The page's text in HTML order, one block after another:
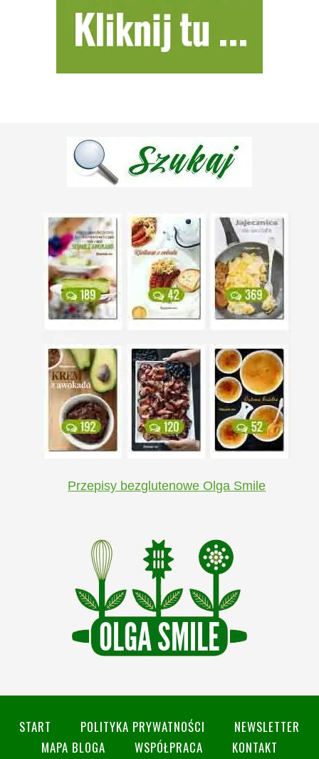
Przepisy bezglutenowe Olga Smile
START POLITYKA PRYWATNOŚCI
NEWSLETTER
MAPA BLOGA
WSPÓŁPRACA
KONTAKT